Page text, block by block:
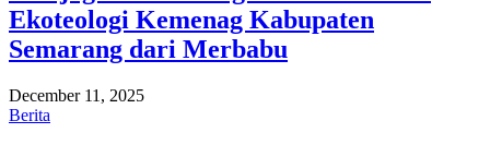
Ekoteologi Kemenag Kabupaten
Semarang dari Merbabu
December 11, 2025
Berita